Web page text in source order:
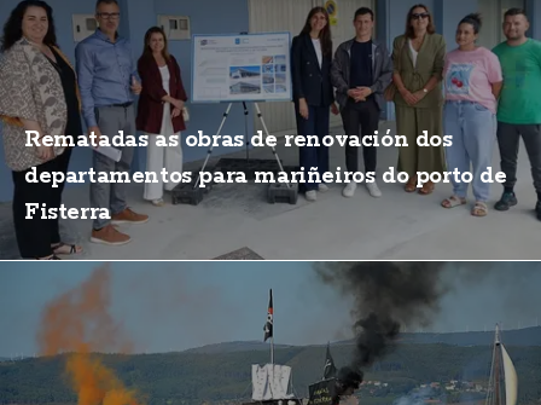
Rematadas as obras de renovación dos
departamentos para mariñeiros do porto de
Fisterra